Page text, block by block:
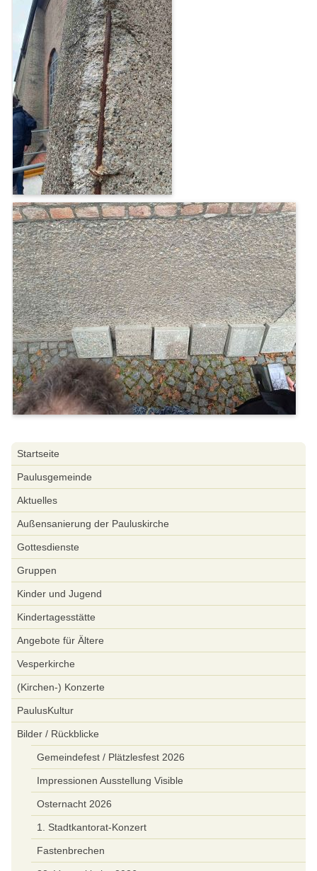
überspringen
Startseite
Paulusgemeinde
Aktuelles
Außensanierung der Pauluskirche
Gottesdienste
Gruppen
Kinder und Jugend
Kindertagesstätte
Angebote für Ältere
Vesperkirche
(Kirchen-) Konzerte
PaulusKultur
Bilder / Rückblicke
Gemeindefest / Plätzlesfest 2026
Impressionen Ausstellung Visible
Osternacht 2026
1. Stadtkantorat-Konzert
Fastenbrechen